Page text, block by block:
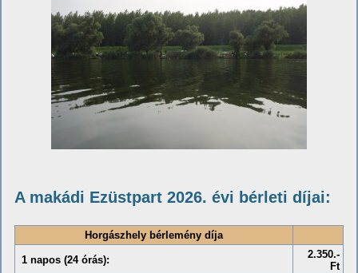
A makádi Ezüstpart 2026. évi bérleti díjai:
Horgászhely bérlemény díja
1 napos (24 órás):
2.350.-
Ft